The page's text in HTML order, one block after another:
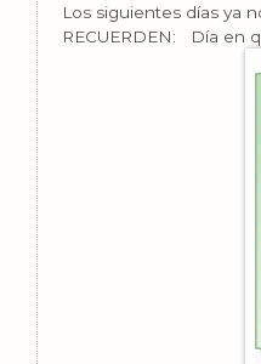
Los siguientes días ya
RECUERDEN: Día en